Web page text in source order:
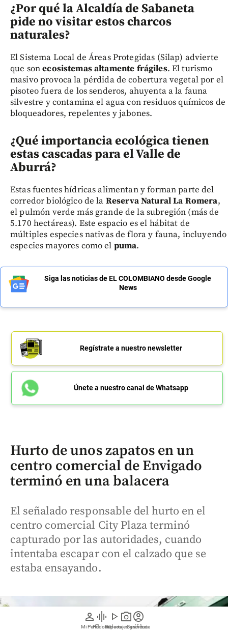
person
Mi Perfil
graphic_eq
Pódcast
play_arrow
Videos
photo_camera
Reportajes gráficos
account_circle
Suscríbete
¿Por qué la Alcaldía de Sabaneta
pide no visitar estos charcos
naturales?
El Sistema Local de Áreas Protegidas (Silap) advierte
que sonecosistemas altamente frágiles. El turismo
masivo provoca la pérdida de cobertura vegetal por el
pisoteo fuera de los senderos, ahuyenta a la fauna
silvestre y contamina el agua con residuos químicos de
bloqueadores, repelentes y jabones.
¿Qué importancia ecológica tienen
estas cascadas para el Valle de
Aburrá?
Estas fuentes hídricas alimentan y forman parte del
corredor biológico de la Reserva Natural La Romera,
el pulmón verde más grande de la subregión (más de
5.170 hectáreas). Este espacio es el hábitat de
múltiples especies nativas de flora y fauna, incluyendo
especies mayores como el puma.
Siga las noticias de EL COLOMBIANO desde Google
News
Regístrate a nuestro newsletter
Únete a nuestro canal de Whatsapp
Hurto de unos zapatos en un
centro comercial de Envigado
terminó en una balacera
El señalado responsable del hurto en el
centro comercial City Plaza terminó
capturado por las autoridades, cuando
intentaba escapar con el calzado que se
estaba ensayando.